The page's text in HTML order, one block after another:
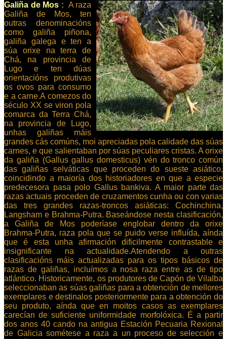
Galiña de Mos : A raza
Galiña de Mos, ten
outras denominacións
como galiña piñona,
galiña galega e ten a
súa orixe na terra de
Chá, na provincia de
Lugo e ten dúas
orientacións produtivas
os ovos para consumo
e a carne.A comezos do
século XX se viron pola
comarca da Terra Chá,
na provincia de Lugo,
unhas galiñas máis
grandes cás comúns, moi apreciadas pola calidade das súas
carnes, e que salientaban por súas peculiares cristas. A orixe
da galiña (Gallus gallus domesticus) vén do tronco común
das galiñas selváticas que proceden do sueste asiático,
coincidindo a maioría dos historiadores en que a especie
predecesora pasa polo Gallus bankiva. A maior parte das
razas actuais proceden de cruzamentos cunha ou con varias
das tres grandes razas-troncos asiáticas: Cochinchina,
Langsham e Brahma-Putra. Baseándose nesta clasificación,
a Galiña de Mos poderíase englobar dentro da orixe
Brahma-Putra, raza pola que se puido verse influída, aínda
que é esta unha afirmación dificilmente contrastable e
insignificante na actualidade.Atendendo a outras
clasificacións máis actualizadas para os tipos básicos de
razas de galiñas, incluímos a nosa raza entre as de tipo
atlántico. Historicamente, os produtores de Capón de Vilalba
seleccionaban as súas galiñas para a obtención de mellores
exemplares e destinalos posteriormente para a obtención do
seu produto, aínda que en moitos casos as exemplares
carecían de suficiente uniformidade morfolóxica. É a partir
dos anos 40 cando na antigua Estación Pecuaria Rexional
de Galicia sométese a raza a un proceso de selección e